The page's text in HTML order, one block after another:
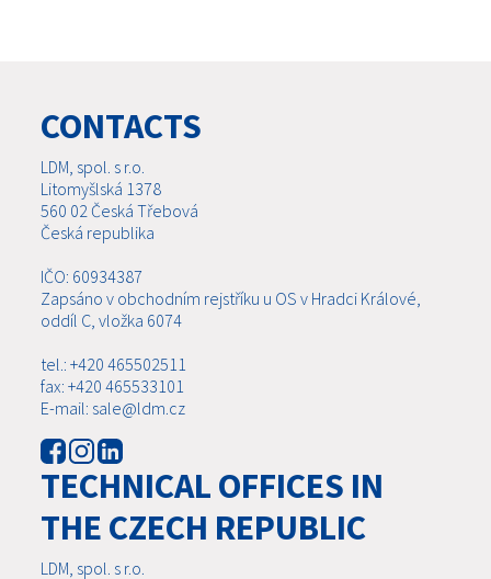
CONTACTS
LDM, spol. s r.o.
Litomyšlská 1378
560 02 Česká Třebová
Česká republika
IČO: 60934387
Zapsáno v obchodním rejstříku u OS v Hradci Králové,
oddíl C, vložka 6074
tel.: +420 465502511
fax: +420 465533101
E-mail: sale@ldm.cz
TECHNICAL OFFICES IN
THE CZECH REPUBLIC
LDM, spol. s r.o.